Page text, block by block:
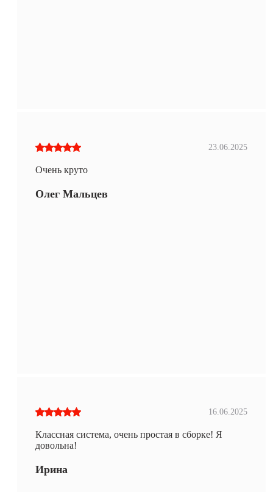
23.06.2025
Очень круто
Олег Мальцев
16.06.2025
Классная система, очень простая в сборке! Я
довольна!
Ирина